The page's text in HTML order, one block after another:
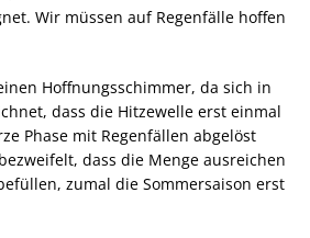
Wir müssen auf Regenfälle hoffen
Hoffnungsschimmer, da sich in
dass die Hitzewelle erst einmal
Phase mit Regenfällen abgelöst
dass die Menge ausreichen
zumal die Sommersaison erst